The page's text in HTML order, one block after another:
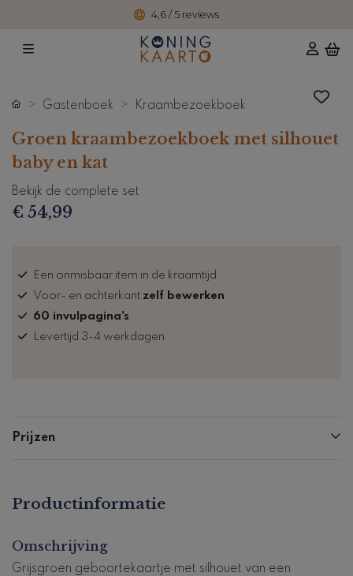
4,6 / 5 reviews
Gastenboek Kraambezoekboek
Groen kraambezoekboek met silhouet
baby en kat
Bekijk de complete set
€ 54,99
Een onmisbaar item in de kraamtijd
Voor- en achterkant zelf bewerken
60 invulpagina's
Levertijd 3-4 werkdagen
Prijzen
Productinformatie
Omschrijving
Grijsgroen geboortekaartje met silhouet van een